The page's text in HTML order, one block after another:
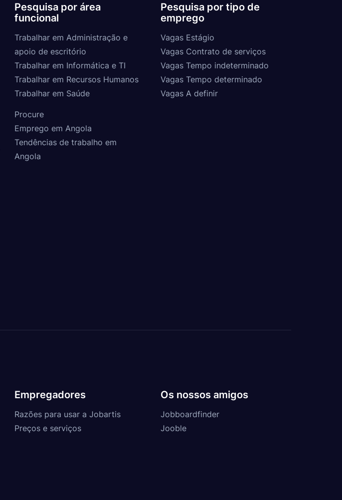
Pesquisa por área
funcional
Trabalhar em Administração e
apoio de escritório
Trabalhar em Informática e TI
Trabalhar em Recursos Humanos
Trabalhar em Saúde
Pesquisa por tipo de
emprego
Vagas Estágio
Vagas Contrato de serviços
Vagas Tempo indeterminado
Vagas Tempo determinado
Vagas A definir
Procure
Emprego em Angola
Tendências de trabalho em
Angola
Empregadores
Razões para usar a Jobartis
Preços e serviços
Os nossos amigos
Jobboardfinder
Jooble